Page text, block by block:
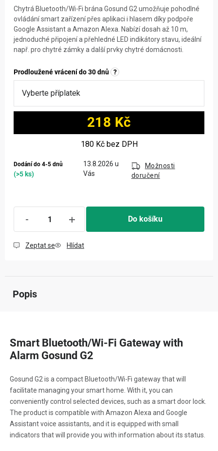
Chytrá Bluetooth/Wi-Fi brána Gosund G2 umožňuje pohodlné
ovládání smart zařízení přes aplikaci i hlasem díky podpoře
Google Assistant a Amazon Alexa. Nabízí dosah až 10 m,
jednoduché připojení a přehledné LED indikátory stavu, ideální
např. pro chytré zámky a další prvky chytré domácnosti.
Prodloužené vrácení do 30 dnů ?
218 Kč
180 Kčbez DPH
Dodání do 4-5 dnů
(>5 ks)
13.8.2026
Možnosti
doručení
Do košíku
Zeptat se Hlídat
Popis
Smart Bluetooth/Wi-Fi Gateway with
Alarm Gosund G2
Gosund G2 is a compact Bluetooth/Wi-Fi gateway that will
facilitate managing your smart home. With it, you can
conveniently control selected devices, such as a smart door lock.
The product is compatible with Amazon Alexa and Google
Assistant voice assistants, and it is equipped with small
indicators that will provide you with information about its status.